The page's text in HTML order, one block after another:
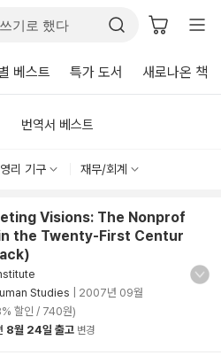
베스트 특가 도서 새로나온 책
번역서 베스트
리 기구 재무/회계
Visions: The Nonprof
the Twenty-First Centur
Studies
2007년 09월
할인 / 740원)
8월 24일 출고 변경